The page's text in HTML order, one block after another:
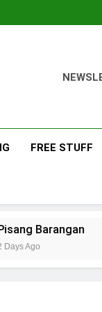
FREE STUFF